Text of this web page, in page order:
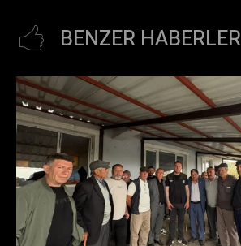
BENZER HABERLER